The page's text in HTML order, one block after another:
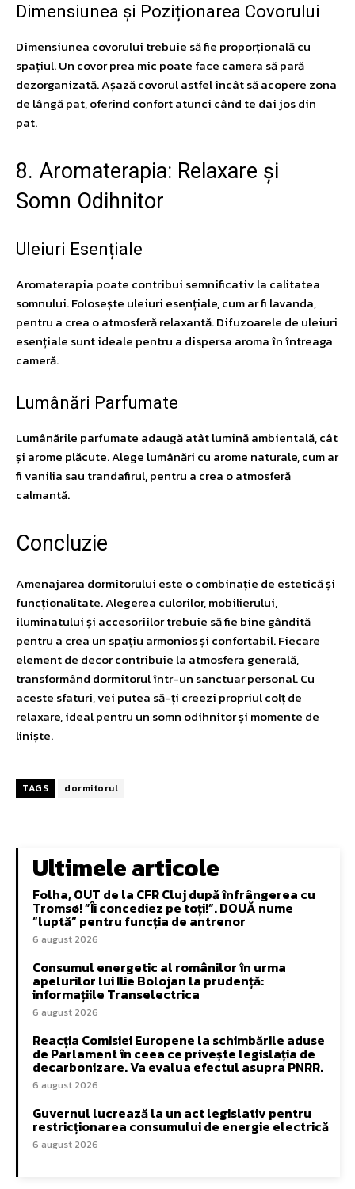
Dimensiunea și Poziționarea Covorului
Dimensiunea covorului trebuie să fie proporțională cu
spațiul. Un covor prea mic poate face camera să pară
dezorganizată. Așază covorul astfel încât să acopere zona
de lângă pat, oferind confort atunci când te dai jos din
pat.
8. Aromaterapia: Relaxare și
Somn Odihnitor
Uleiuri Esențiale
Aromaterapia poate contribui semnificativ la calitatea
somnului. Folosește uleiuri esențiale, cum ar fi lavanda,
pentru a crea o atmosferă relaxantă. Difuzoarele de uleiuri
esențiale sunt ideale pentru a dispersa aroma în întreaga
cameră.
Lumânări Parfumate
Lumânările parfumate adaugă atât lumină ambientală, cât
și arome plăcute. Alege lumânări cu arome naturale, cum ar
fi vanilia sau trandafirul, pentru a crea o atmosferă
calmantă.
Concluzie
Amenajarea dormitorului este o combinație de estetică și
funcționalitate. Alegerea culorilor, mobilierului,
iluminatului și accesoriilor trebuie să fie bine gândită
pentru a crea un spațiu armonios și confortabil. Fiecare
element de decor contribuie la atmosfera generală,
transformând dormitorul într-un sanctuar personal. Cu
aceste sfaturi, vei putea să-ți creezi propriul colț de
relaxare, ideal pentru un somn odihnitor și momente de
liniște.
TAGS dormitorul
Ultimele articole
Folha, OUT de la CFR Cluj după înfrângerea cu
Tromsø! ”Îi concediez pe toți!”. DOUĂ nume
”luptă” pentru funcția de antrenor
6 august 2026
Consumul energetic al românilor în urma
apelurilor lui Ilie Bolojan la prudență:
informațiile Transelectrica
6 august 2026
Reacția Comisiei Europene la schimbările aduse
de Parlament în ceea ce privește legislația de
decarbonizare. Va evalua efectul asupra PNRR.
6 august 2026
Guvernul lucrează la un act legislativ pentru
restricționarea consumului de energie electrică
6 august 2026